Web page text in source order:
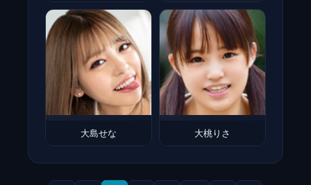
大島せな 大桃りさ